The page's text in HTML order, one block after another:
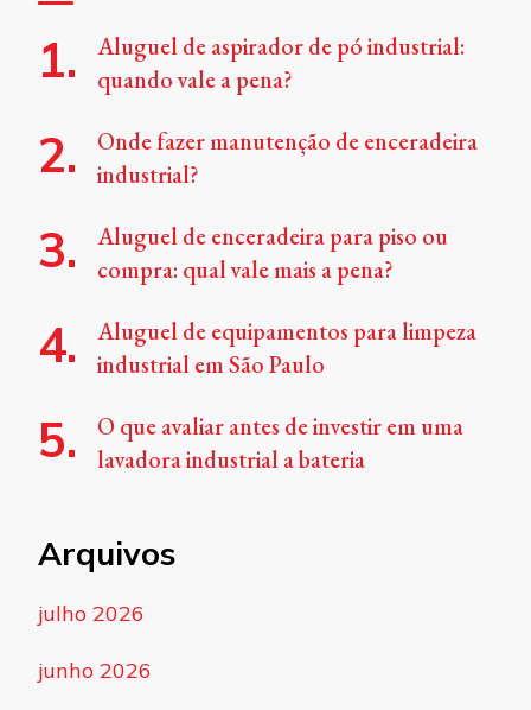
Aluguel de aspirador de pó industrial:
quando vale a pena?
Onde fazer manutenção de enceradeira
industrial?
Aluguel de enceradeira para piso ou
compra: qual vale mais a pena?
Aluguel de equipamentos para limpeza
industrial em São Paulo
O que avaliar antes de investir em uma
lavadora industrial a bateria
Arquivos
julho 2026
junho 2026